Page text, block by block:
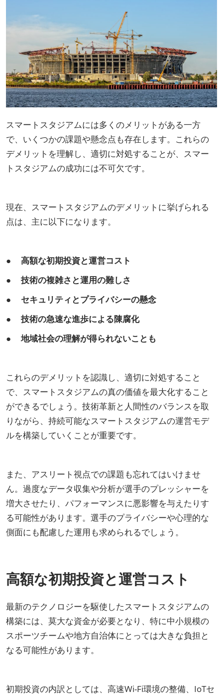
スマートスタジアムには多くのメリットがある一方
で、いくつかの課題や懸念点も存在します。これらの
デメリットを理解し、適切に対処することが、スマー
トスタジアムの成功には不可欠です。
現在、スマートスタジアムのデメリットに挙げられる
点は、主に以下になります。
● 高額な初期投資と運営コスト
● 技術の複雑さと運用の難しさ
● セキュリティとプライバシーの懸念
● 技術の急速な進歩による陳腐化
● 地域社会の理解が得られないことも
これらのデメリットを認識し、適切に対処すること
で、スマートスタジアムの真の価値を最大化すること
ができるでしょう。技術革新と人間性のバランスを取
りながら、持続可能なスマートスタジアムの運営モデ
ルを構築していくことが重要です。
また、アスリート視点での課題も忘れてはいけませ
ん。過度なデータ収集や分析が選手のプレッシャーを
増大させたり、パフォーマンスに悪影響を与えたりす
る可能性があります。選手のプライバシーや心理的な
側面にも配慮した運用も求められるでしょう。
高額な初期投資と運営コスト
最新のテクノロジーを駆使したスマートスタジアムの
構築には、莫大な資金が必要となり、特に中小規模の
スポーツチームや地方自治体にとっては大きな負担と
なる可能性があります。
初期投資の内訳としては、高速Wi-Fi環境の整備、IoTセ